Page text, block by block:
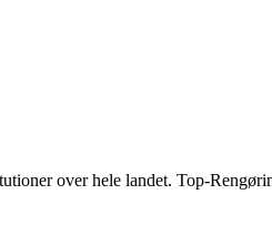
over hele landet. Top-